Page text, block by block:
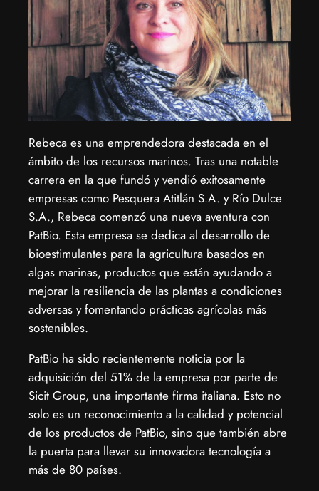
Rebeca es una emprendedora destacada en el
ámbito de los recursos marinos. Tras una notable
carrera en la que fundó y vendió exitosamente
empresas como Pesquera Atitlán S.A. y Río Dulce
S.A., Rebeca comenzó una nueva aventura con
PatBio. Esta empresa se dedica al desarrollo de
bioestimulantes para la agricultura basados en
algas marinas, productos que están ayudando a
mejorar la resiliencia de las plantas a condiciones
adversas y fomentando prácticas agrícolas más
sostenibles.
PatBio ha sido recientemente noticia por la
adquisición del 51% de la empresa por parte de
Sicit Group, una importante firma italiana. Esto no
solo es un reconocimiento a la calidad y potencial
de los productos de PatBio, sino que también abre
la puerta para llevar su innovadora tecnología a
más de 80 países.